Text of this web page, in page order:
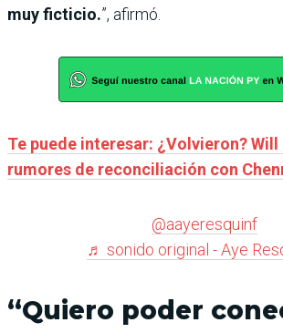
muy ficticio.”, afirmó.
Te puede interesar: ¿Volvieron? Will
rumores de reconciliación con
@aayeresquinf
♬ sonido original - Aye
“Quiero poder